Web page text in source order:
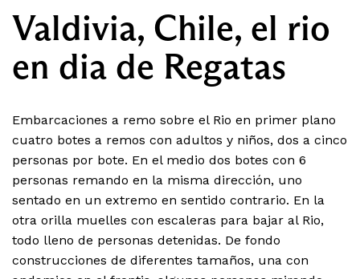
Valdivia, Chile, el rio
en dia de Regatas
Embarcaciones a remo sobre el Rio en primer plano
cuatro botes a remos con adultos y niños, dos a cinco
personas por bote. En el medio dos botes con 6
personas remando en la misma dirección, uno
sentado en un extremo en sentido contrario. En la
otra orilla muelles con escaleras para bajar al Rio,
todo lleno de personas detenidas. De fondo
construcciones de diferentes tamaños, una con